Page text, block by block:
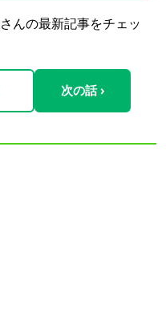
んの最新記事をチェッ
次の話 ›